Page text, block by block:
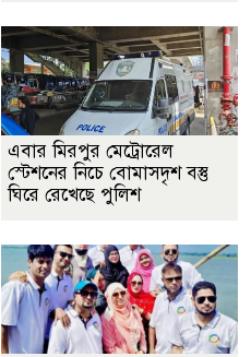
এবার মিরপুর মেট্রোরেল
স্টেশনের নিচে বোমাসদৃশ বস্তু
ঘিরে রেখেছে পুলিশ